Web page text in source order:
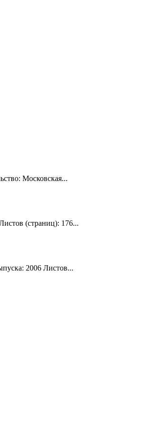
Московская...
(страниц): 176...
2006 Листов...